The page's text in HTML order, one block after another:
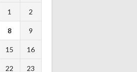
1 2
8 9
15 16
22 23